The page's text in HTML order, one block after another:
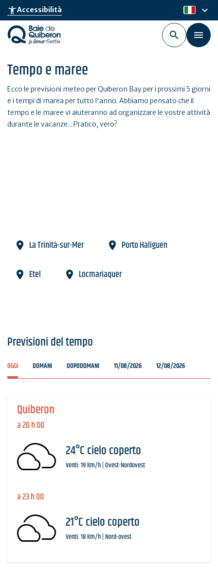
Skip
main
content
accessibility_newAccessibilità it
keyboard_arrow_down
Tempo e maree
Ecco le previsioni meteo per Quiberon Bay per i prossimi 5 giorni
e i tempi di marea per tutto l'anno. Abbiamo pensato che il
tempo e le maree vi aiuteranno ad organizzare le vostre attività
durante le vacanze... Pratico, vero?
La Trinità-sur-Mer Porto Haliguen
Etel Locmariaquer
Previsioni del tempo
OGGI DOMANI DOPODOMANI 11/08/2026 12/08/2026
Quiberon
a 20 h 00
24°C cielo coperto
Venti: 19 Km/h | Ovest-Nordovest
a 23 h 00
21°C cielo coperto
Venti: 18 Km/h | Nord-ovest